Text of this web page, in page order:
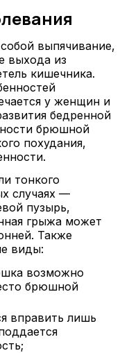
выпячивание,
выхода из
кишечника.
у женщин и
бедренной
брюшной
похудания,
тонкого
случаях —
пузырь,
грыжа может
Также
виды:
возможно
брюшной
вправить лишь